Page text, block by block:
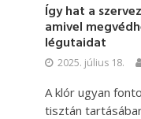
Így hat a
amivel
légutaidat
2025. július 18.
A klór ugyan
tisztán